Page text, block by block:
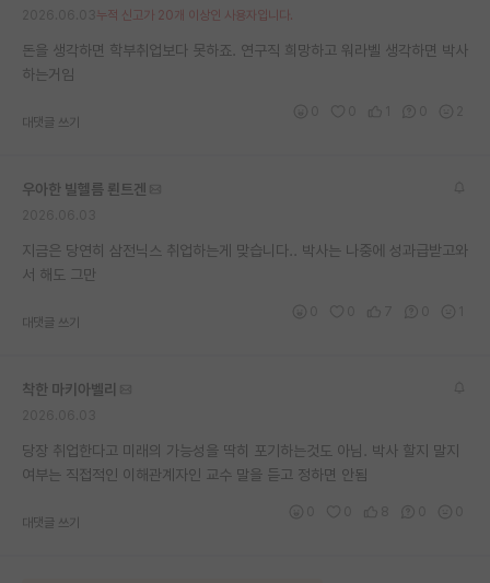
누적 신고가 20개 이상인 사용자입니다.
돈을 생각하면 학부취업보다 못하죠. 연구직 희망하고 워라벨 생각하면 박사
하는거임
대댓글 쓰기
우아한 빌헬름 뢴트겐
지금은 당연히 삼전닉스 취업하는게 맞습니다.. 박사는 나중에 성과급받고와
서 해도 그만
대댓글 쓰기
착한 마키아벨리
당장 취업한다고 미래의 가능성을 딱히 포기하는것도 아님. 박사 할지 말지
여부는 직접적인 이해관계자인 교수 말을 듣고 정하면 안됨
대댓글 쓰기